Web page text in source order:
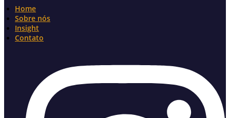
Home
Sobre nós
Insight
Contato